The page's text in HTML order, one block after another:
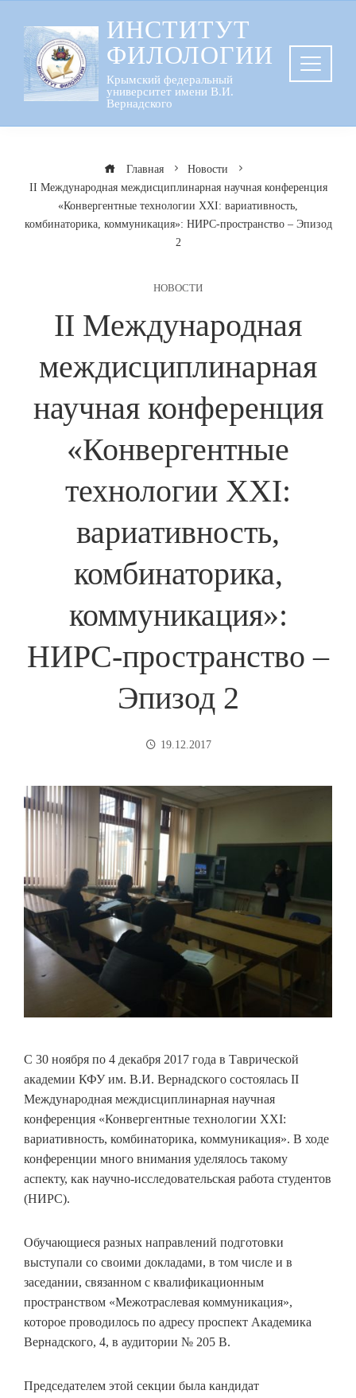
содержанию
ИНСТИТУТ
ФИЛОЛОГИИ
Крымский федеральный
университет имени В.И.
Вернадского
Главная
Новости
II Международная междисциплинарная научная конференция
«Конвергентные технологии ХХI: вариативность,
комбинаторика, коммуникация»: НИРС-пространство – Эпизод
2
НОВОСТИ
II Международная
междисциплинарная
научная конференция
«Конвергентные
технологии ХХI:
вариативность,
комбинаторика,
коммуникация»:
НИРС-пространство –
Эпизод 2
19.12.2017
С 30 ноября по 4 декабря 2017 года в Таврической
академии КФУ им. В.И. Вернадского состоялась II
Международная междисциплинарная научная
конференция «Конвергентные технологии ХХI:
вариативность, комбинаторика, коммуникация». В ходе
конференции много внимания уделялось такому
аспекту, как научно-исследовательская работа студентов
(НИРС).
Обучающиеся разных направлений подготовки
выступали со своими докладами, в том числе и в
заседании, связанном с квалификационным
пространством «Межотраслевая коммуникация»,
которое проводилось по адресу проспект Академика
Вернадского, 4, в аудитории № 205 В.
Председателем этой секции была кандидат